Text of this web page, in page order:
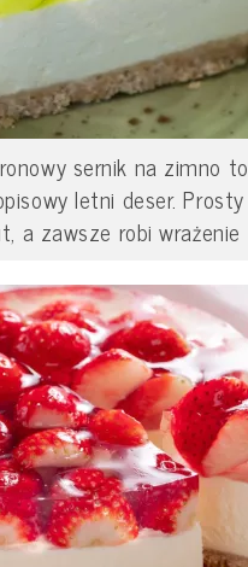
sernik na zimno to
letni deser. Prosty
a zawsze robi wrażenie